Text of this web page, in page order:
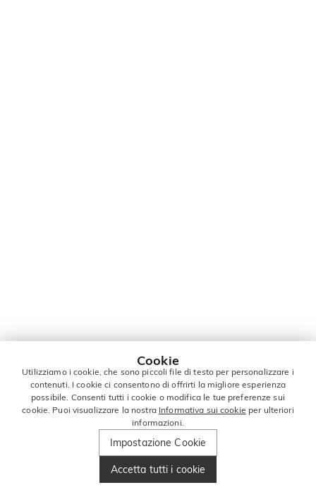
Cookie
Utilizziamo i cookie, che sono piccoli file di testo per personalizzare i
contenuti. I cookie ci consentono di offrirti la migliore esperienza
possibile. Consenti tutti i cookie o modifica le tue preferenze sui
cookie. Puoi visualizzare la nostra Informativa sui cookie per ulteriori
informazioni.
Impostazione Cookie
Accetta tutti i cookie